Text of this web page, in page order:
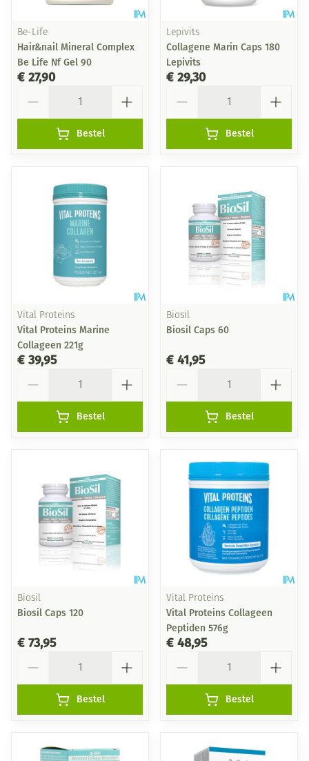
Be-Life
Hair&nail Mineral Complex
Be Life Nf Gel 90
€ 27,90
Bestel
Lepivits
Collagene Marin Caps 180
Lepivits
€ 29,30
Bestel
Vital Proteins
Vital Proteins Marine
Collageen 221g
€ 39,95
Bestel
Biosil
Biosil Caps 60
€ 41,95
Bestel
Biosil
Biosil Caps 120
€ 73,95
Bestel
Vital Proteins
Vital Proteins Collageen
Peptiden 576g
€ 48,95
Bestel